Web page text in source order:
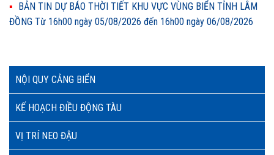
NỘI QUY CẢNG BIỂN
KẾ HOẠCH ĐIỀU ĐỘNG TÀU
VỊ TRÍ NEO ĐẬU
BẢN TIN DỰ BÁO THỜI TIẾT KHU VỰC VÙNG BIỂN TỈNH LÂM
ĐỒNG Từ 16h00 ngày 05/08/2026 đến 16h00 ngày 06/08/2026